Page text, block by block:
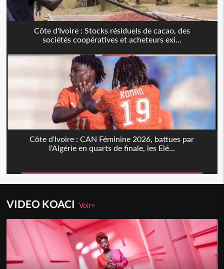
Côte d'Ivoire : Stocks résiduels de cacao, des
sociétés coopératives et acheteurs exi...
Côte d'Ivoire : CAN Féminine 2026, battues par
l'Algérie en quarts de finale, les Elé...
VIDEO KOACIVoir+